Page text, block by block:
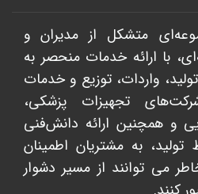
متشکل از مدیران و
با ارائه خدمات منحصر به
واردات، توزیع و خدمات
تجهیزات پزشکی،
و همچنین ارائه دانش‌فنی
به مشتریان اطمینان
می توانند از مسیر دشوار